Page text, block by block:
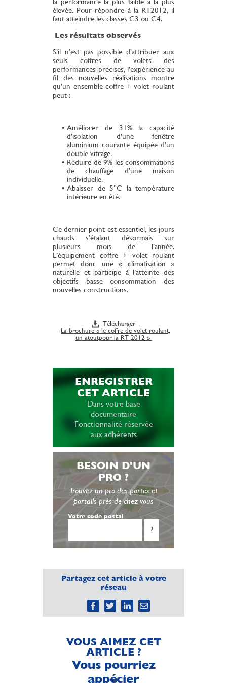
élevée. Pour répondre à la RT2012, il
faut atteindre les classes C3 ou C4.
Les résultats observés
S’il n’est pas possible d’attribuer aux
seuls coffres de volets des
performances précises, l’expérience au
fil des nouvelles réalisations montre
qu’un ensemble coffre + volet roulant
peut :
Améliorer de 31% la capacité
d’isolation d’une fenêtre
aluminium courante équipée d’un
double vitrage.
Réduire de 9% les consommations
de chauffage d’une maison
individuelle.
Abaisser de 5°C la température
intérieure en été.
Ce dernier point est essentiel, les jours
chauds s’étalant désormais sur
plusieurs mois de l’année.
L’équipement coffre + volet roulant
permet donc une « climatisation »
naturelle et participe à l’atteinte des
objectifs basse consommation des
nouvelles constructions.
Télécharger
- La brochure « le coffre de volet roulant,
un atoutpour la RT 2012 »
ENREGISTRER
CET ARTICLE
Dans votre base
documentaire
Fonctionnalité réservée
aux adhérents
BESOIN D'UN
PRO ?
Trouvez un pro des portes et
portails près de chez vous
Votre code postal
?
Partagez cet article à votre
réseau
VOUS AIMEZ CET
ARTICLE ?
Vous pourriez
appécier